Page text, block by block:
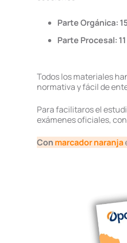
Parte Orgánica:
Parte Procesal:
Todos los materiales
normativa y fácil de
Para facilitaros el
exámenes oficiales,
Con marcador naranja